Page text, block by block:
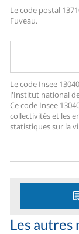
Le code postal
Fuveau.
Le code Insee
l'Institut national
Ce code Insee
collectivités et les
statistiques sur la
Les autres